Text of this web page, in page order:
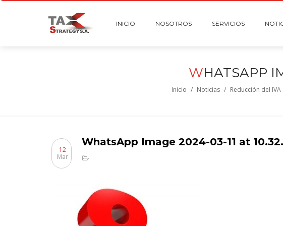
INICIO NOSOTROS SERVICIOS
WHATSAPP
Inicio / Noticias / Reducción del
WhatsApp Image 2024-03-11 at
12
Mar